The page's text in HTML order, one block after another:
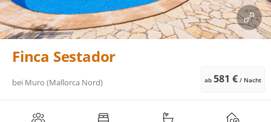
Finca Sestador
bei Muro (Mallorca Nord) ab 581 € / Nacht